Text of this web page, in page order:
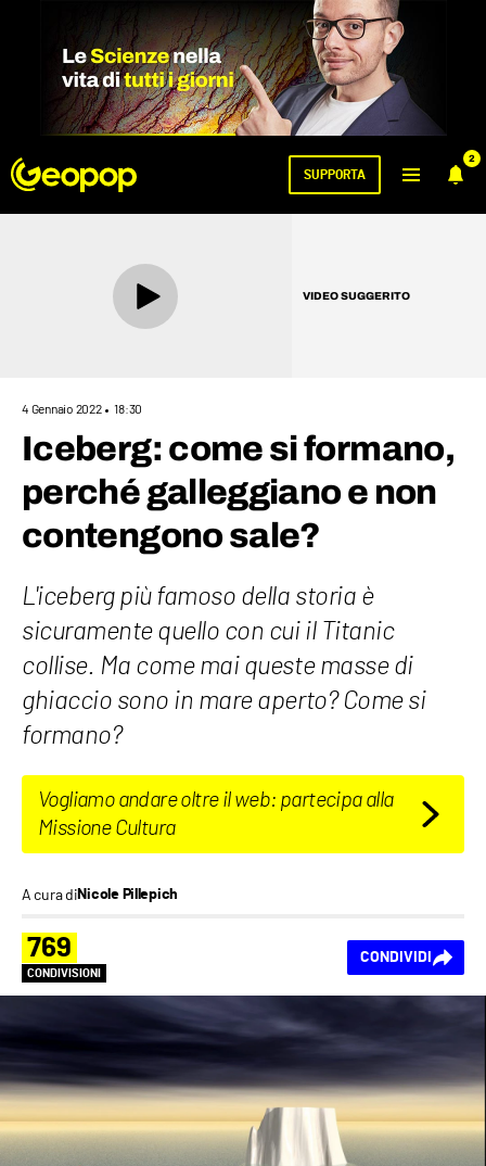
2
SUPPORTA
VIDEO SUGGERITO
4 Gennaio 2022 18:30
Iceberg: come si formano,
perché galleggiano e non
contengono sale?
L'iceberg più famoso della storia è
sicuramente quello con cui il Titanic
collise. Ma come mai queste masse di
ghiaccio sono in mare aperto? Come si
formano?
Vogliamo andare oltre il web: partecipa alla
Missione Cultura
A cura diNicole Pillepich
769
CONDIVISIONI
CONDIVIDI